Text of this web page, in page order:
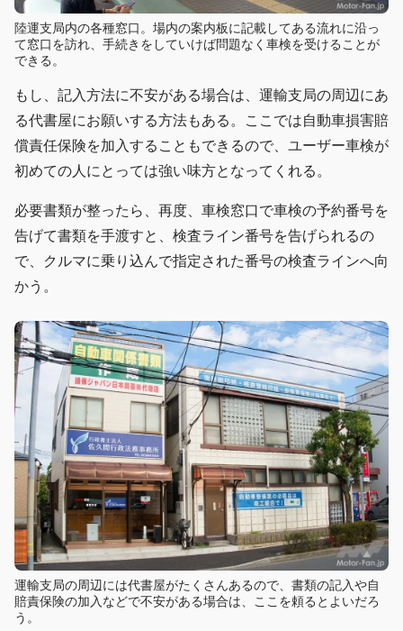
陸運支局内の各種窓口。場内の案内板に記載してある流れに沿っ
て窓口を訪れ、手続きをしていけば問題なく車検を受けることが
できる。
もし、記入方法に不安がある場合は、運輸支局の周辺にあ
る代書屋にお願いする方法もある。ここでは自動車損害賠
償責任保険を加入することもできるので、ユーザー車検が
初めての人にとっては強い味方となってくれる。
必要書類が整ったら、再度、車検窓口で車検の予約番号を
告げて書類を手渡すと、検査ライン番号を告げられるの
で、クルマに乗り込んで指定された番号の検査ラインへ向
かう。
運輸支局の周辺には代書屋がたくさんあるので、書類の記入や自
賠責保険の加入などで不安がある場合は、ここを頼るとよいだろ
う。